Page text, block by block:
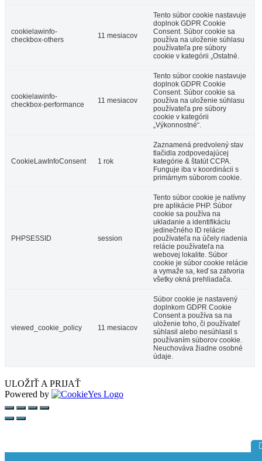
cookielawinfo-
checkbox-others
11 mesiacov
Tento súbor cookie nastavuje
doplnok GDPR Cookie
Consent. Súbor cookie sa
používa na uloženie súhlasu
používateľa pre súbory
cookie v kategórii „Ostatné.
cookielawinfo-
checkbox-performance
11 mesiacov
Tento súbor cookie nastavuje
doplnok GDPR Cookie
Consent. Súbor cookie sa
používa na uloženie súhlasu
používateľa pre súbory
cookie v kategórii
„Výkonnostné“.
CookieLawInfoConsent 1 rok
Zaznamená predvolený stav
tlačidla zodpovedajúcej
kategórie & štatút CCPA.
Funguje iba v koordinácii s
primárnym súborom cookie.
PHPSESSID session
Tento súbor cookie je natívny
pre aplikácie PHP. Súbor
cookie sa používa na
ukladanie a identifikáciu
jedinečného ID relácie
používateľa na účely riadenia
relácie používateľa na
webovej lokalite. Súbor
cookie je súbor cookie relácie
a vymaže sa, keď sa zatvoria
všetky okná prehliadača.
viewed_cookie_policy 11 mesiacov
Súbor cookie je nastavený
doplnkom GDPR Cookie
Consent a používa sa na
uloženie toho, či používateľ
súhlasil alebo nesúhlasil s
používaním súborov cookie.
Neuchováva žiadne osobné
údaje.
ULOŽIŤ A PRIJAŤ
Powered by